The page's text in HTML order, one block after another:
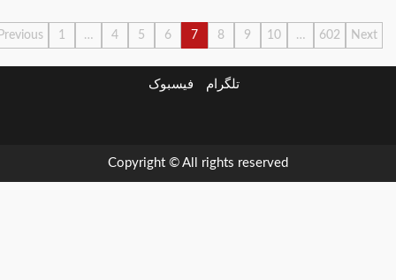
صفحه‌بندی
Previous … 10 … 602 Next
تلگرام فیسبوک
ما
ما
Copyright © All rights reserved